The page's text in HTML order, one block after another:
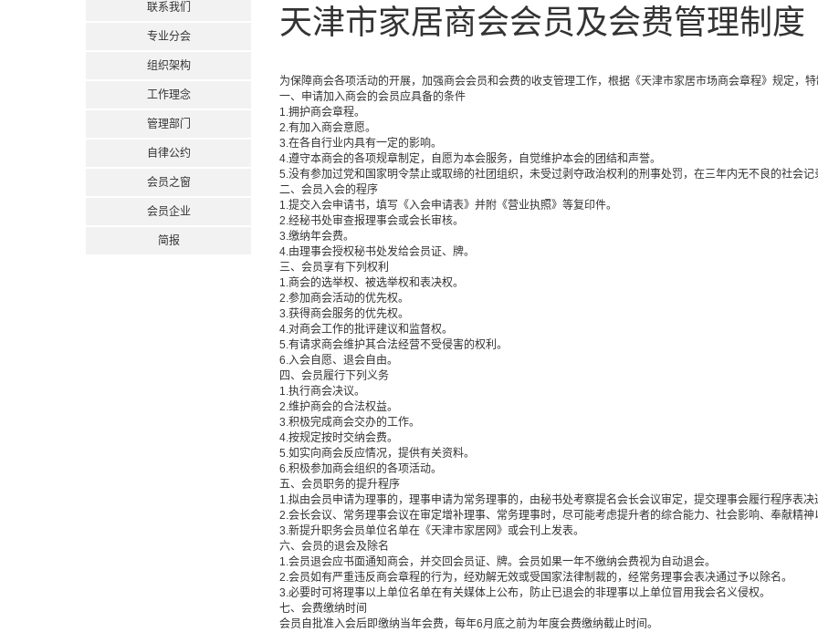
联系我们
专业分会
组织架构
工作理念
管理部门
自律公约
会员之窗
会员企业
简报
天津市家居商会会员及会费管理制度
为保障商会各项活动的开展，加强商会会员和会费的收支管理工作，根据《天津市家居市场商会章程》规定，特
一、申请加入商会的会员应具备的条件
1.拥护商会章程。
2.有加入商会意愿。
3.在各自行业内具有一定的影响。
4.遵守本商会的各项规章制定，自愿为本会服务，自觉维护本会的团结和声誉。
5.没有参加过党和国家明令禁止或取缔的社团组织，未受过剥夺政治权利的刑事处罚，在三年内无不良的社会记
二、会员入会的程序
1.提交入会申请书，填写《入会申请表》并附《营业执照》等复印件。
2.经秘书处审查报理事会或会长审核。
3.缴纳年会费。
4.由理事会授权秘书处发给会员证、牌。
三、会员享有下列权利
1.商会的选举权、被选举权和表决权。
2.参加商会活动的优先权。
3.获得商会服务的优先权。
4.对商会工作的批评建议和监督权。
5.有请求商会维护其合法经营不受侵害的权利。
6.入会自愿、退会自由。
四、会员履行下列义务
1.执行商会决议。
2.维护商会的合法权益。
3.积极完成商会交办的工作。
4.按规定按时交纳会费。
5.如实向商会反应情况，提供有关资料。
6.积极参加商会组织的各项活动。
五、会员职务的提升程序
1.拟由会员申请为理事的，理事申请为常务理事的，由秘书处考察提名会长会议审定，提交理事会履行程序表决
2.会长会议、常务理事会议在审定增补理事、常务理事时，尽可能考虑提升者的综合能力、社会影响、奉献精神
3.新提升职务会员单位名单在《天津市家居网》或会刊上发表。
六、会员的退会及除名
1.会员退会应书面通知商会，并交回会员证、牌。会员如果一年不缴纳会费视为自动退会。
2.会员如有严重违反商会章程的行为，经劝解无效或受国家法律制裁的，经常务理事会表决通过予以除名。
3.必要时可将理事以上单位名单在有关媒体上公布，防止已退会的非理事以上单位冒用我会名义侵权。
七、会费缴纳时间
会员自批准入会后即缴纳当年会费，每年6月底之前为年度会费缴纳截止时间。